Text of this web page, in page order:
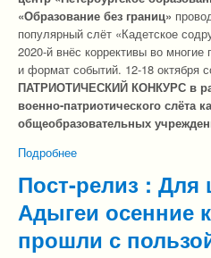
«Образование без границ»
популярный слёт «Кадетское
2020-й внёс коррективы во
и формат событий. 12-18 октября
ПАТРИОТИЧЕСКИЙ КОНКУРС в
военно-патриотического слёта
общеобразовательных
Подробнее
Пост-релиз : Для
Адыгеи осенние
прошли с